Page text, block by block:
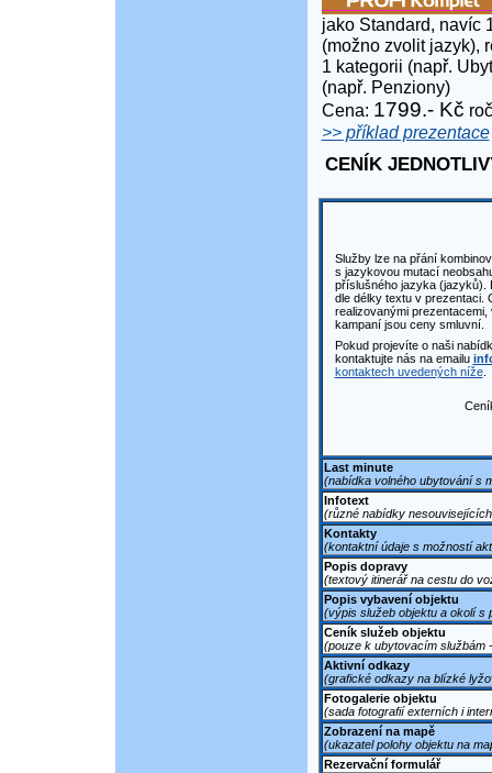
jako Standard, navíc
(možno zvolit jazyk),
1 kategorii (např.
(např. Penziony)
Cena: 1799.- Kč
>> příklad prezentace
CENÍK
Služby lze na přání
s jazykovou mutací
příslušného jazyka (jazyků).
dle délky textu v prezentaci.
realizovanými
kampaní jsou ceny smluvní.
Pokud projevíte o naši
kontaktujte nás na emailu
kontaktech uvedených níže.
Last minute
(nabídka volného ubytování s
Infotext
(různé nabídky
Kontakty
(kontaktní údaje s možností
Popis dopravy
(textový itinerář na cestu do
Popis vybavení objektu
(výpis služeb objektu a okolí s
Ceník služeb objektu
(pouze k ubytovacím službám
Aktivní odkazy
(grafické odkazy na blízké
Fotogalerie objektu
(sada fotografií externích i
Zobrazení na mapě
(ukazatel polohy objektu na
Rezervační formulář